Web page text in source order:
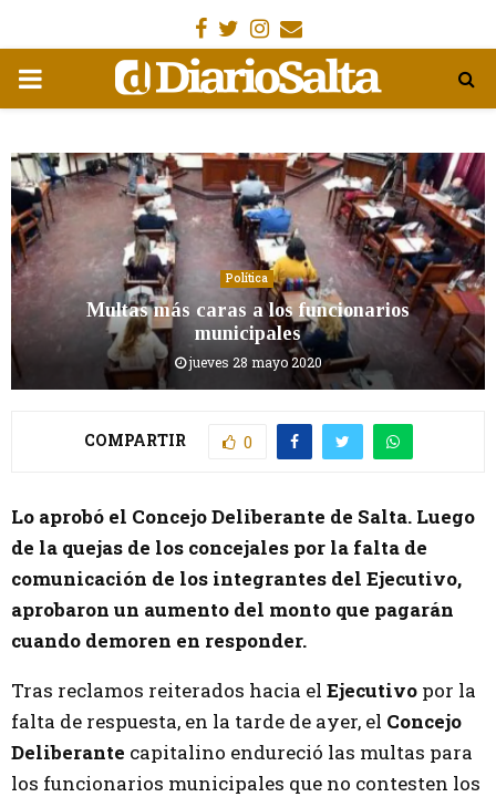
Facebook
Gorjeo
Instagram
Email
MENÚ
Política
Multas más caras a los funcionarios
municipales
jueves 28 mayo 2020
COMPARTIR 0
Lo aprobó el Concejo Deliberante de Salta. Luego
de la quejas de los concejales por la falta de
comunicación de los integrantes del Ejecutivo,
aprobaron un aumento del monto que pagarán
cuando demoren en responder.
Tras reclamos reiterados hacia el Ejecutivo por la
falta de respuesta, en la tarde de ayer, el Concejo
Deliberante capitalino endureció las multas para
los funcionarios municipales que no contesten los